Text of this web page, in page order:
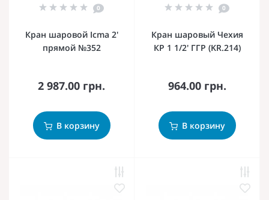
0
Кран шаровой Icma 2'
прямой №352
2 987.00 грн.
В корзину
0
Кран шаровый Чехия
КР 1 1/2' ГГР (KR.214)
964.00 грн.
В корзину